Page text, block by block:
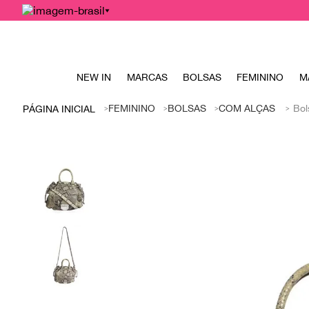
NEW IN MARCAS BOLSAS FEMININO
FEMININO BOLSAS COM ALÇAS